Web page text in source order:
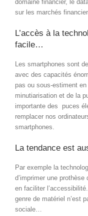
domaine financier, le
sur les marchés
L’accès à la
facile…
Les smartphones sont
avec des capacités
pas ou sous-estiment en
minutiarisation et de la
importante des puces
remplacer nos
smartphones.
La tendance est
Par exemple la
d’imprimer une
en faciliter
genre de matériel n’est
sociale…